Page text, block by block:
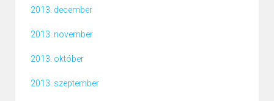
2013. december
2013. november
2013. október
2013. szeptember